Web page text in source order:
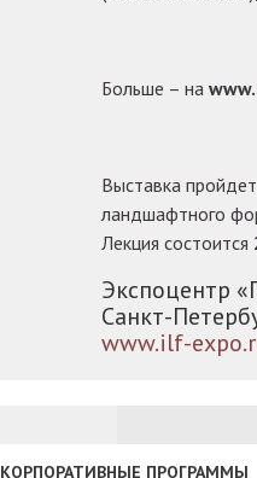
Больше – на
Выставка пройдет
ландшафтного
Лекция состоится
Экспоцентр
Санкт-
www.ilf-
КОРПОРАТИВНЫЕ ПРОГРАММЫ